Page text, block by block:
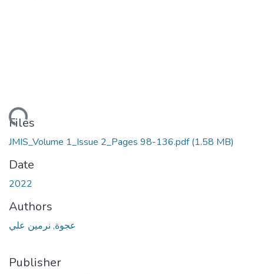
Loading...
Files
JMIS_Volume 1_Issue 2_Pages 98-136.pdf(1.58 MB)
Date
2022
Authors
عجوة, نرمين علي
Publisher